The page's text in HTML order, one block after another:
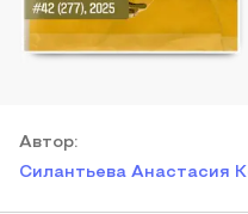
Автор:
Силантьева Анастасия